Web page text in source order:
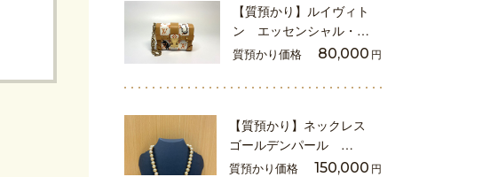
【質預かり】ルイヴィト
ン エッセンシャル・…
質預かり価格 80,000 円
【質預かり】ネックレス
ゴールデンパール …
質預かり価格 150,000 円